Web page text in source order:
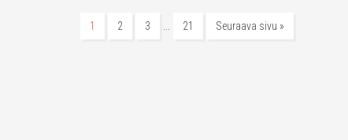
1 2 3 21 Seuraava sivu »